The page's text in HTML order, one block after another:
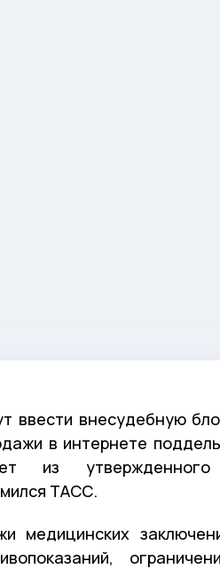
ввести внесудебную
в интернете
из утвержденного
ТАСС.
медицинских